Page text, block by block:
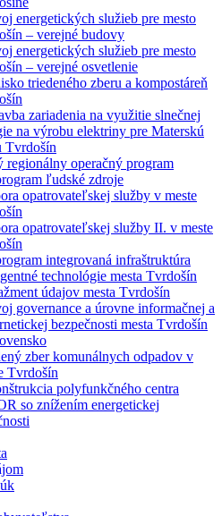
energetických služieb pre mesto
– verejné budovy
energetických služieb pre mesto
– verejné osvetlenie
triedeného zberu a kompostáreň
zariadenia na využitie slnečnej
na výrobu elektriny pre Materskú
Tvrdošín
regionálny operačný program
ľudské zdroje
opatrovateľskej služby v meste
opatrovateľskej služby II. v meste
integrovaná infraštruktúra
technológie mesta Tvrdošín
údajov mesta Tvrdošín
governance a úrovne informačnej a
bezpečnosti mesta Tvrdošín
zber komunálnych odpadov v
Tvrdošín
polyfunkčného centra
so znížením energetickej